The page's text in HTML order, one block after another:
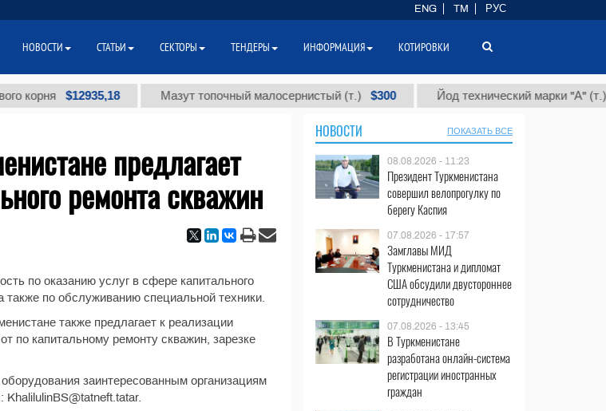
$12935,18 Мазут топочный малосернистый (т.) $300 Йод технический марки "А" (т.)
предлагает
ремонта скважин
по оказанию услуг в сфере капитального
по обслуживанию специальной техники.
также предлагает к реализации
по капитальному ремонту скважин, зарезке
заинтересованным организациям
НОВОСТИ ПОКАЗАТЬ ВСЕ
08.08.2026 - 11:23
Президент Туркменистана
совершил велопрогулку по
берегу Каспия
07.08.2026 - 17:57
Замглавы МИД
Туркменистана и дипломат
США обсудили двустороннее
сотрудничество
07.08.2026 - 13:45
В Туркменистане
разработана онлайн-система
регистрации иностранных
граждан
ENG TM РУС
НОВОСТИ СТАТЬИ СЕКТОРЫ ТЕНДЕРЫ ИНФОРМАЦИЯ КОТИРОВКИ